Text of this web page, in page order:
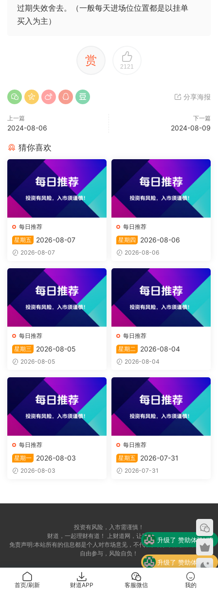
过期失效舍去。（一般每天进场位位置都是以挂单
买入为主）
赏 2121
分享海报
上一篇
2024-08-06
下一篇
2024-08-09
猜你喜欢
每日推荐
星期五
2026-08-07
2026-08-07
每日推荐
星期四
2026-08-06
2026-08-06
每日推荐
星期三
2026-08-05
2026-08-05
每日推荐
星期二
2026-08-04
2026-08-04
每日推荐
星期一
2026-08-03
2026-08-03
每日推荐
星期五
2026-07-31
2026-07-31
投资有风险，入市需谨慎！
财道，一起理财有道！ 上财道网，让财富上道！
免责声明:本站所有的信息都是个人对市场意见，不代表任何投资依据。自愿，
自由参与，风险自负！
首页/刷新 财道APP 客服微信 我的
升级了 赞助体验VIP
升级了 赞助体验VIP
升级了 赞助体验VIP